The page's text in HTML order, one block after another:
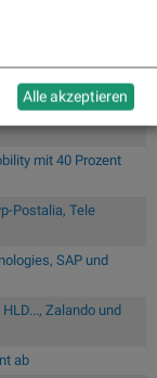
mit 40 Prozent
Postalia, Tele
SAP und
Zalando und
ab
Alle akzeptieren